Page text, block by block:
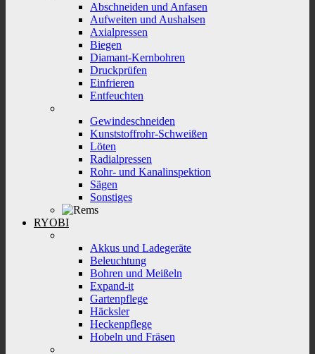
Abschneiden und Anfasen
Aufweiten und Aushalsen
Axialpressen
Biegen
Diamant-Kernbohren
Druckprüfen
Einfrieren
Entfeuchten
Gewindeschneiden
Kunststoffrohr-Schweißen
Löten
Radialpressen
Rohr- und Kanalinspektion
Sägen
Sonstiges
RYOBI
Akkus und Ladegeräte
Beleuchtung
Bohren und Meißeln
Expand-it
Gartenpflege
Häcksler
Heckenpflege
Hobeln und Fräsen